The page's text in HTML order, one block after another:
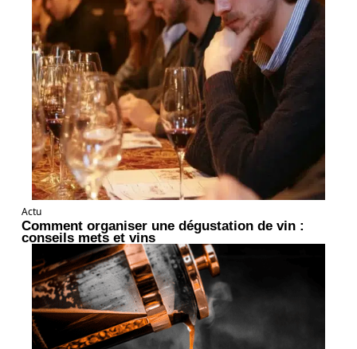
Actu
Comment organiser une dégustation de vin :
conseils mets et vins